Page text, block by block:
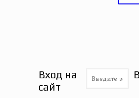
Вход на
сайт